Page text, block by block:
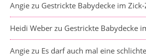
Angie zu Gestrickte Babydecke im
Heidi Weber zu Gestrickte Babydecke
Angie zu Es darf auch mal eine